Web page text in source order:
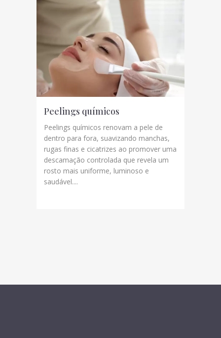
Peelings químicos
Peelings químicos renovam a pele de
dentro para fora, suavizando manchas,
rugas finas e cicatrizes ao promover uma
descamação controlada que revela um
rosto mais uniforme, luminoso e
saudável....